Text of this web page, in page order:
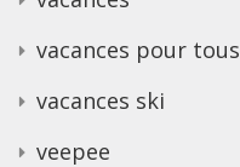
vacances pour tous
vacances ski
veepee